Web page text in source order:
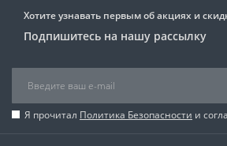
Хотите узнавать первым об акциях и
Подпишитесь на нашу рассылку
Я прочитал Политика Безопасности и